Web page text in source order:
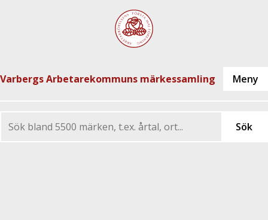
Varbergs Arbetarekommuns märkessamling